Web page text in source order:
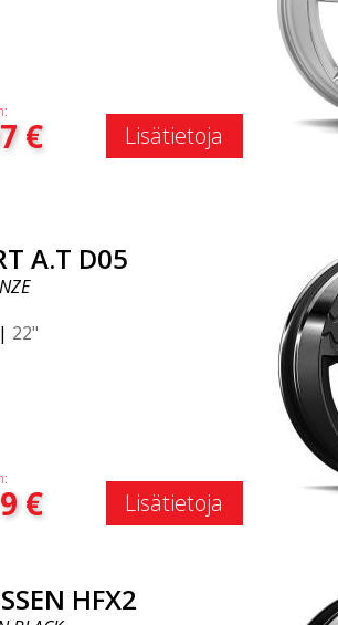
€ Lisätietoja
A.T D05
| 22"
€ Lisätietoja
HFX2